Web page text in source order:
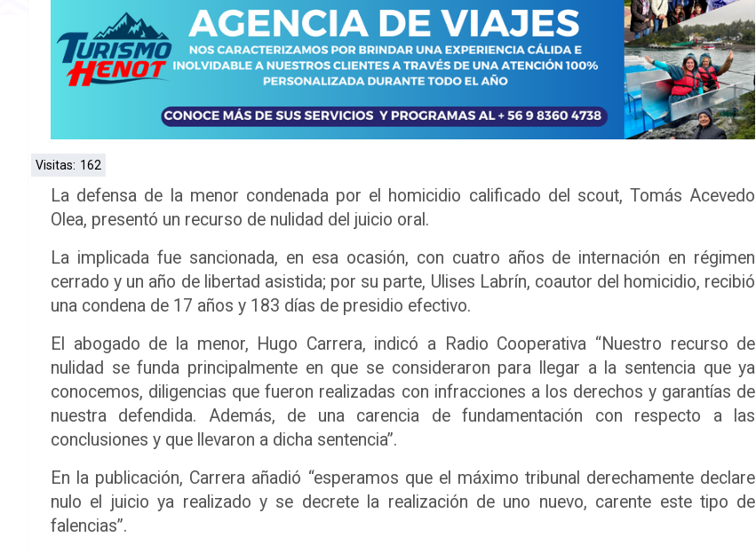
Visitas: 162
La defensa de la menor condenada por el homicidio calificado del scout, Tomás Acevedo
Olea, presentó un recurso de nulidad del juicio oral.
La implicada fue sancionada, en esa ocasión, con cuatro años de internación en régimen
cerrado y un año de libertad asistida; por su parte, Ulises Labrín, coautor del homicidio, recibió
una condena de 17 años y 183 días de presidio efectivo.
El abogado de la menor, Hugo Carrera, indicó a Radio Cooperativa “Nuestro recurso de
nulidad se funda principalmente en que se consideraron para llegar a la sentencia que ya
conocemos, diligencias que fueron realizadas con infracciones a los derechos y garantías de
nuestra defendida. Además, de una carencia de fundamentación con respecto a las
conclusiones y que llevaron a dicha sentencia”.
En la publicación, Carrera añadió “esperamos que el máximo tribunal derechamente declare
nulo el juicio ya realizado y se decrete la realización de uno nuevo, carente este tipo de
falencias”.